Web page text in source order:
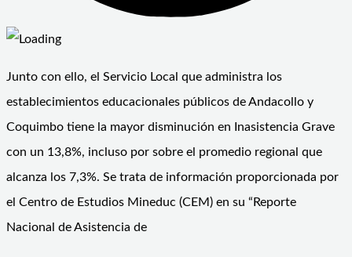
Junto con ello, el Servicio Local que administra los
establecimientos educacionales públicos de Andacollo y
Coquimbo tiene la mayor disminución en Inasistencia Grave
con un 13,8%, incluso por sobre el promedio regional que
alcanza los 7,3%. Se trata de información proporcionada por
el Centro de Estudios Mineduc (CEM) en su “Reporte
Nacional de Asistencia de